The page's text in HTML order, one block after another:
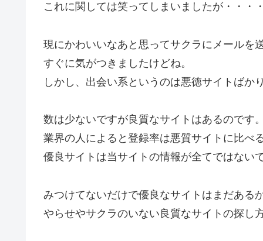
これに関しては笑ってしまいましたが・・・
現にかわいいなあと思ってサクラにメールを
すぐに気がつきましたけどね。
しかし、出会い系というのは悪徳サイトばか
数は少ないですが良質なサイトはあるのです
業界の人によると登録率は悪質サイトに比べ
優良サイトは当サイトの情報が全てではない
みつけてないだけで優良なサイトはまだある
やらせやサクラのいない良質なサイトの探し